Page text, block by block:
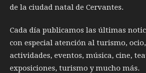
de la ciudad natal de Cervantes.
Cada día publicamos las últimas
con especial atención al turismo,
actividades, eventos, música, cine,
exposiciones, turismo y mucho más.